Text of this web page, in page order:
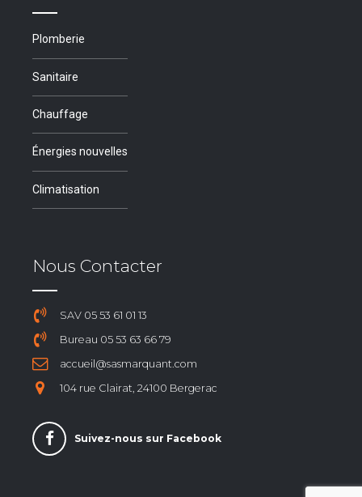
Plomberie
Sanitaire
Chauffage
Énergies nouvelles
Climatisation
Nous Contacter
SAV 05 53 61 01 13
Bureau 05 53 63 66 79
accueil@sasmarquant.com
104 rue Clairat, 24100 Bergerac
Suivez-nous sur Facebook